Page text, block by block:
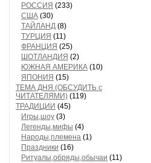
РОССИЯ (233)
США (30)
ТАЙЛАНД (8)
ТУРЦИЯ (11)
ФРАНЦИЯ (25)
ШОТЛАНДИЯ (2)
ЮЖНАЯ АМЕРИКА (10)
ЯПОНИЯ (15)
ТЕМА ДНЯ (ОБСУДИТЬ с
ЧИТАТЕЛЯМИ) (119)
ТРАДИЦИИ (45)
Игры,шоу (3)
Легенды,мифы (4)
Народы,племена (1)
Праздники (16)
Ритуалы,обряды,обычаи (11)